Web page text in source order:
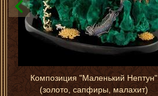
Композиция "Маленький Нептун"
(золото, сапфиры, малахит)